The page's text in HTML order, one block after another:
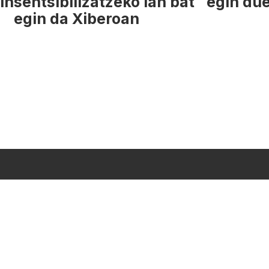
egin da Xiberoan
PROGRAMAZIONEAFREKUENTZIAKARTXIBOA